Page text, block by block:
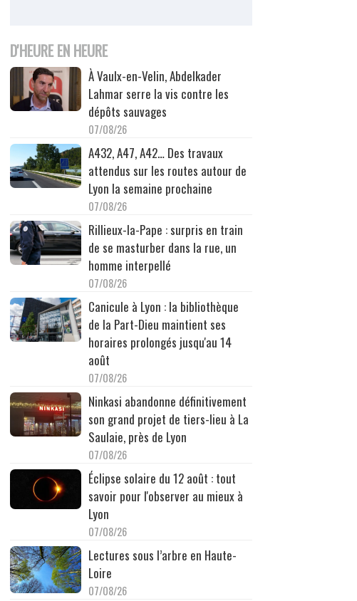
D'HEURE EN HEURE
À Vaulx-en-Velin, Abdelkader
Lahmar serre la vis contre les
dépôts sauvages
07/08/26
A432, A47, A42… Des travaux
attendus sur les routes autour de
Lyon la semaine prochaine
07/08/26
Rillieux-la-Pape : surpris en train
de se masturber dans la rue, un
homme interpellé
07/08/26
Canicule à Lyon : la bibliothèque
de la Part-Dieu maintient ses
horaires prolongés jusqu'au 14
août
07/08/26
Ninkasi abandonne définitivement
son grand projet de tiers-lieu à La
Saulaie, près de Lyon
07/08/26
Éclipse solaire du 12 août : tout
savoir pour l'observer au mieux à
Lyon
07/08/26
Lectures sous l’arbre en Haute-
Loire
07/08/26